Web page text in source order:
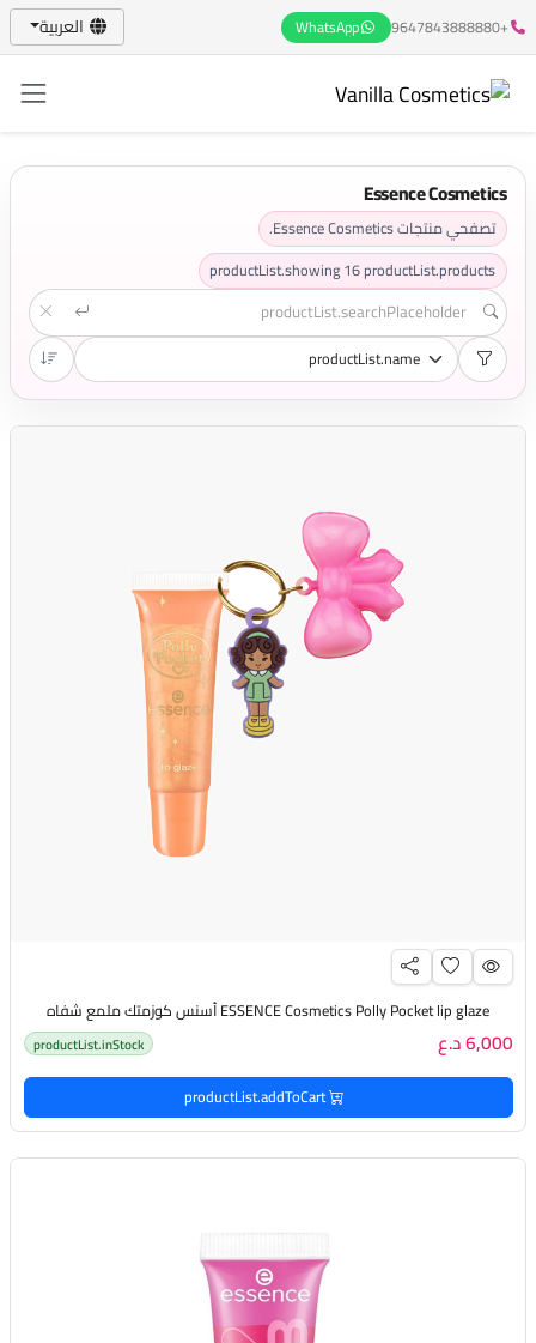
+9647843888880
WhatsApp العربية
Essence Cosmetics
تصفحي منتجات Essence Cosmetics.
productList.showing16productList.products
ESSENCE Cosmetics Polly Pocket lip glaze أسنس كوزمتك ملمع شفاه
6,000 د.ع productList.inStock
productList.addToCart